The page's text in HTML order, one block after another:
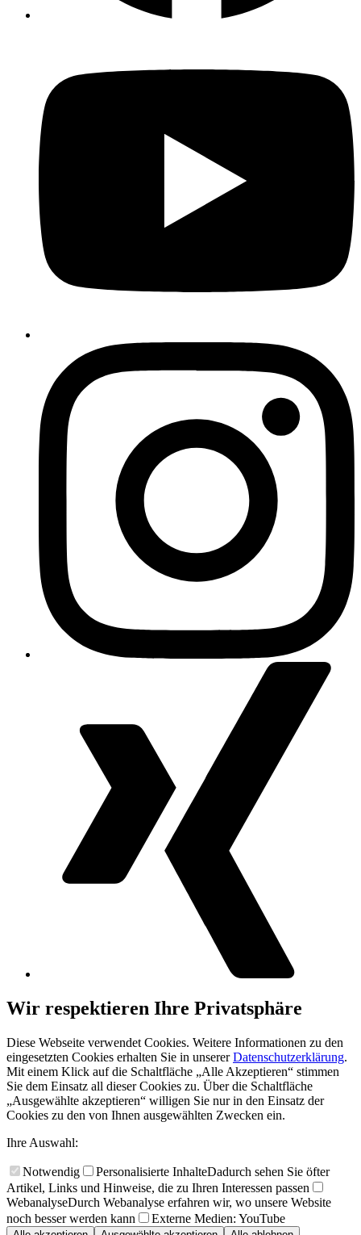
Wir respektieren Ihre Privatsphäre
Diese Webseite verwendet Cookies. Weitere Informationen zu den
eingesetzten Cookies erhalten Sie in unsererDatenschutzerklärung.
Mit einem Klick auf die Schaltfläche „Alle Akzeptieren“ stimmen
Sie dem Einsatz all dieser Cookies zu. Über die Schaltfläche
„Ausgewählte akzeptieren“ willigen Sie nur in den Einsatz der
Cookies zu den von Ihnen ausgewählten Zwecken ein.
Ihre Auswahl:
Notwendig Personalisierte InhalteDadurch sehen Sie öfter
Artikel, Links und Hinweise, die zu Ihren Interessen passen
WebanalyseDurch Webanalyse erfahren wir, wo unsere Website
noch besser werden kann
Externe Medien: YouTube